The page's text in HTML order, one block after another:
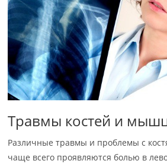
Травмы костей и
Различные травмы и проблемы с
чаще всего проявляются болью в